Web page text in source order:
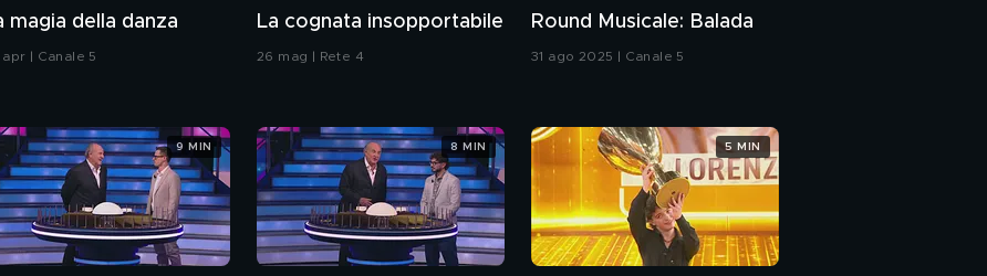
magia della danza
apr | Canale 5
La cognata insopportabile
26 mag | Rete 4
Round Musicale: Balada
31 ago 2025 | Canale 5
9 MIN 8 MIN 5 MIN